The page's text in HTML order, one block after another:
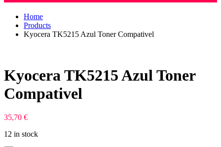
Home
Products
Kyocera TK5215 Azul Toner Compativel
Kyocera TK5215 Azul Toner
Compativel
35,70 €
12 in stock